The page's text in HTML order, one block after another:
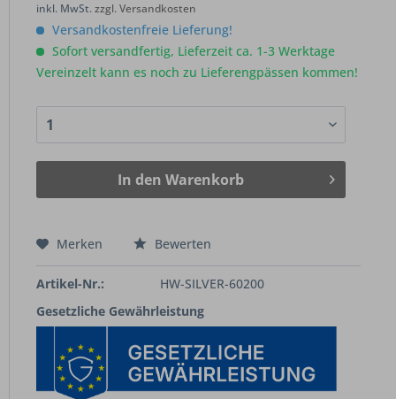
inkl. MwSt.zzgl. Versandkosten
Versandkostenfreie Lieferung!
Sofort versandfertig, Lieferzeit ca. 1-3 Werktage
Vereinzelt kann es noch zu Lieferengpässen kommen!
In den Warenkorb
Merken Bewerten
Artikel-Nr.:
HW-SILVER-60200
Gesetzliche Gewährleistung